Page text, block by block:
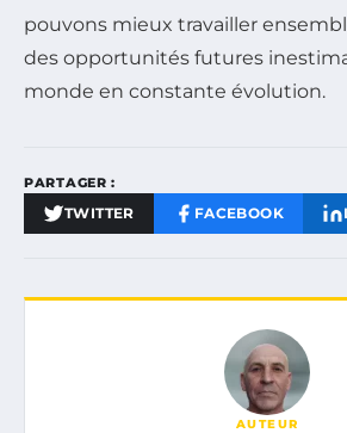
pouvons mieux travailler
des opportunités futures
monde en constante évolution.
PARTAGER :
TWITTER FACEBOOK
AUTEUR